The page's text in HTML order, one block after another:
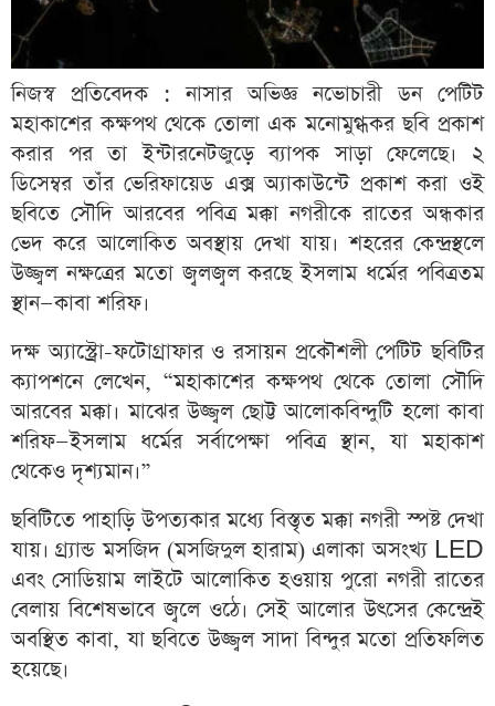
নিজস্ব প্রতিবেদক : নাসার অভিজ্ঞ নভোচারী ডন পেটিট
মহাকাশের কক্ষপথ থেকে তোলা এক মনোমুগ্ধকর ছবি প্রকাশ
করার পর তা ইন্টারনেটজুড়ে ব্যাপক সাড়া ফেলেছে। ২
ডিসেম্বর তাঁর ভেরিফায়েড এক্স অ্যাকাউন্টে প্রকাশ করা ওই
ছবিতে সৌদি আরবের পবিত্র মক্কা নগরীকে রাতের অন্ধকার
ভেদ করে আলোকিত অবস্থায় দেখা যায়। শহরের কেন্দ্রস্থলে
উজ্জ্বল নক্ষত্রের মতো জ্বলজ্বল করছে ইসলাম ধর্মের পবিত্রতম
স্থান—কাবা শরিফ।
দক্ষ অ্যাস্ট্রো-ফটোগ্রাফার ও রসায়ন প্রকৌশলী পেটিট ছবিটির
ক্যাপশনে লেখেন, “মহাকাশের কক্ষপথ থেকে তোলা সৌদি
আরবের মক্কা। মাঝের উজ্জ্বল ছোট্ট আলোকবিন্দুটি হলো কাবা
শরিফ—ইসলাম ধর্মের সর্বাপেক্ষা পবিত্র স্থান, যা মহাকাশ
থেকেও দৃশ্যমান।”
ছবিটিতে পাহাড়ি উপত্যকার মধ্যে বিস্তৃত মক্কা নগরী স্পষ্ট দেখা
যায়। গ্র্যান্ড মসজিদ (মসজিদুল হারাম) এলাকা অসংখ্য LED
এবং সোডিয়াম লাইটে আলোকিত হওয়ায় পুরো নগরী রাতের
বেলায় বিশেষভাবে জ্বলে ওঠে। সেই আলোর উৎসের কেন্দ্রেই
অবস্থিত কাবা, যা ছবিতে উজ্জ্বল সাদা বিন্দুর মতো প্রতিফলিত
হয়েছে।